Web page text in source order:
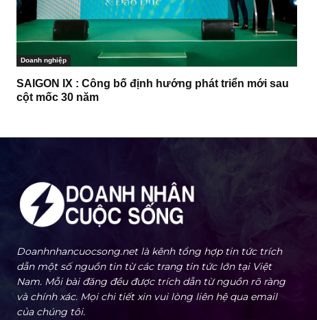
Doanh nghiệp
SAIGON IX : Công bố định hướng phát triển mới sau
cột mốc 30 năm
Doanhnhancuocsong.net là kênh tổng hợp tin tức trích
dẫn một số nguồn tin từ các trang tin tức lớn tại Việt
Nam. Mỗi bài đăng đều được trích dẫn từ nguồn rõ ràng
và chính xác. Mọi chi tiết xin vui lòng liên hệ qua email
của chúng tôi.